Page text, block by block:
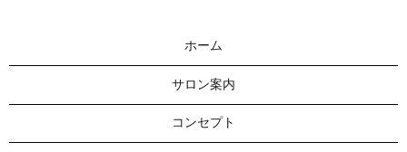
ホーム
サロン案内
コンセプト